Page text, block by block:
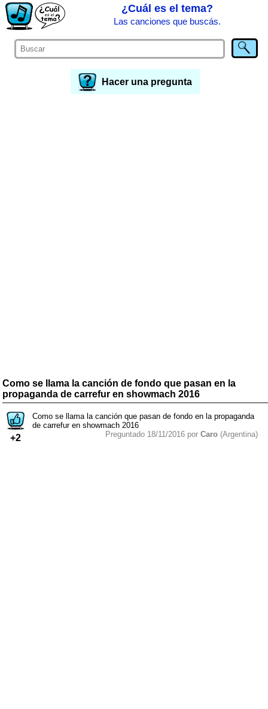
¿Cuál es el tema?
Las canciones que buscás.
Hacer una pregunta
Como se llama la canción de fondo que pasan en la
propaganda de carrefur en showmach 2016
+2
Como se llama la canción que pasan de fondo en la propaganda
de carrefur en showmach 2016
Preguntado 18/11/2016 por Caro (Argentina)